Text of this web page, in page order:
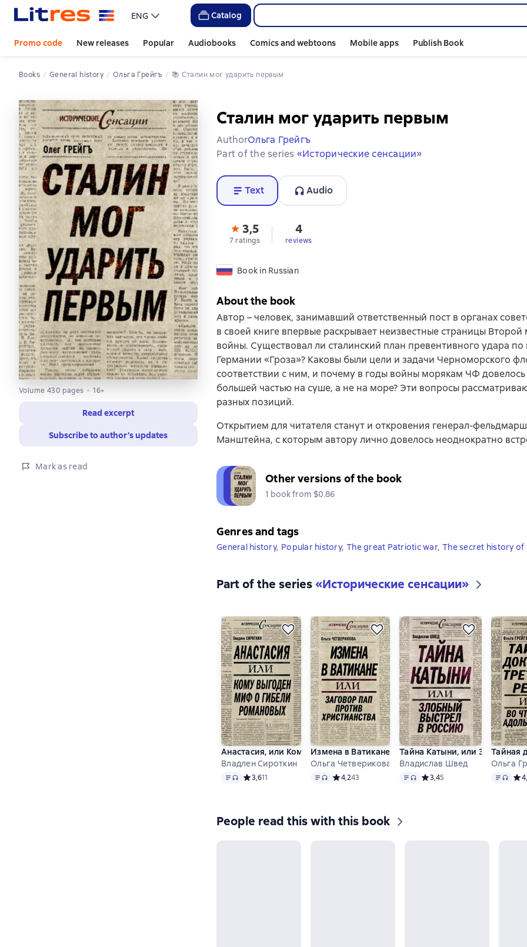
ENG Catalog
Promo code New releases Popular Audiobooks Comics and webtoons Mobile apps Publish Book
Books General history Ольга Грейгъ 📚 Сталин мог ударить первым
Volume 430 pages 16+
Read excerpt
Subscribe to author’s updates
Mark as read
Сталин мог ударить первым
AuthorОльга Грейгъ
Part of the series «Исторические сенсации»
Text Audio
3,5
7 ratings
4
reviews
Book in Russian
About the book
Автор – человек, занимавший ответственный пост в органах
в своей книге впервые раскрывает неизвестные страницы
войны. Существовал ли сталинский план превентивного удара по
Германии «Гроза»? Каковы были цели и задачи Черноморского
соответствии с ним, и почему в годы войны морякам ЧФ довелось
большей частью на суше, а не на море? Эти вопросы
разных позиций.
Открытием для читателя станут и откровения генерал-
Манштейна, с которым автору лично довелось неоднократно
Other versions of the book
1 book from $0.86
Genres and tags
General history, Popular history, The great Patriotic war, The secret history of
Part of the series«Исторические сенсации»
Анастасия, или Кому выгоден миф о гибели Романовых
Владлен Сироткин
Text, audio format available
Средний рейтинг 3,6 на основе 11 оценок
3,611
Измена в Ватикане, или Заговор пап против
Ольга Четверикова
Text, audio format available
Средний рейтинг 4,2 на основе 43 оценок
4,243
Тайна Катыни, или Злобный
Владислав Швед
Text, audio format available
Средний рейтинг 3,4 на
3,45
Тайная
Ольга
Text,
People read this with this book